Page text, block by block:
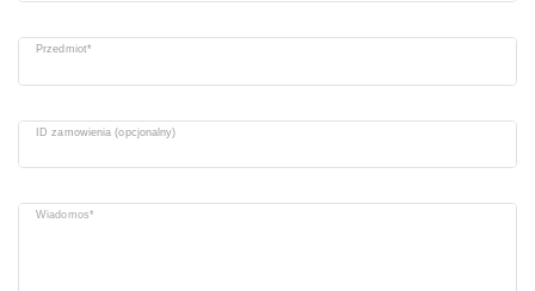
Przedmiot*
ID zamowienia (opcjonalny)
Wiadomos*